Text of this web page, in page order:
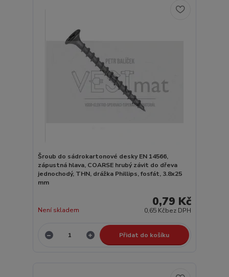
Šroub do sádrokartonové desky EN 14566,
zápustná hlava, COARSE hrubý závit do dřeva
jednochodý, THN, drážka Phillips, fosfát, 3.8x25
mm
0,79 Kč
0,65 Kčbez DPH
Není skladem
Přidat do košíku